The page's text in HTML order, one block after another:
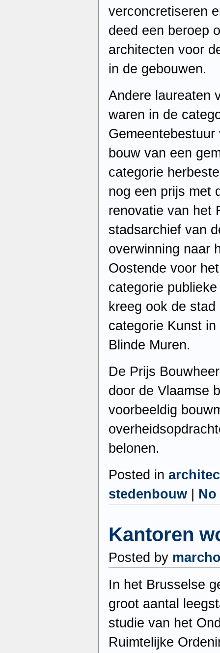
verconcretiseren
deed een beroep
architecten voor
in de gebouwen.
Andere laureaten
waren in de
bouw van een
categorie
nog een prijs met
renovatie van het
stadsarchief van
overwinning naar
Oostende voor
categorie
kreeg ook de
categorie Kunst
Blinde Muren.
De Prijs
door de Vlaamse
voorbeeldig
belonen.
Posted in
stedenbouw
No
Kantoren
Posted by
In het Brusselse
groot aantal
studie van het
Ruimtelijke